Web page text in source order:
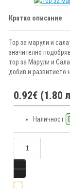
Кратко описание
Тор за марули и
значително
тор за Марули и
добив и развитието
0.92€ (1.80
Наличност